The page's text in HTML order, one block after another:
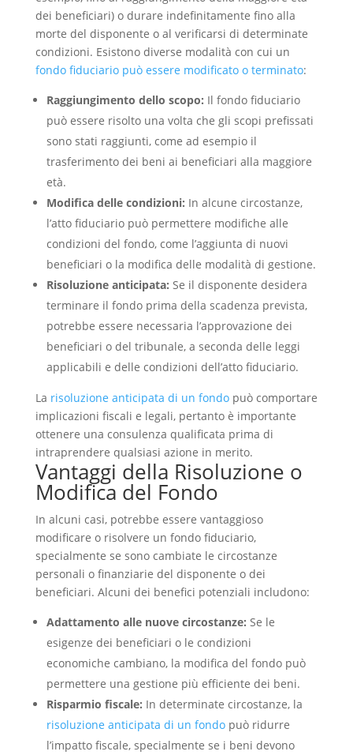
dei beneficiari) o durare indefinitamente fino alla
morte del disponente o al verificarsi di determinate
condizioni. Esistono diverse modalità con cui un
fondo fiduciario può essere modificato o terminato:
Raggiungimento dello scopo: Il fondo fiduciario
può essere risolto una volta che gli scopi prefissati
sono stati raggiunti, come ad esempio il
trasferimento dei beni ai beneficiari alla maggiore
età.
Modifica delle condizioni: In alcune circostanze,
l’atto fiduciario può permettere modifiche alle
condizioni del fondo, come l’aggiunta di nuovi
beneficiari o la modifica delle modalità di gestione.
Risoluzione anticipata: Se il disponente desidera
terminare il fondo prima della scadenza prevista,
potrebbe essere necessaria l’approvazione dei
beneficiari o del tribunale, a seconda delle leggi
applicabili e delle condizioni dell’atto fiduciario.
La risoluzione anticipata di un fondopuò comportare
implicazioni fiscali e legali, pertanto è importante
ottenere una consulenza qualificata prima di
intraprendere qualsiasi azione in merito.
Vantaggi della Risoluzione o
Modifica del Fondo
In alcuni casi, potrebbe essere vantaggioso
modificare o risolvere un fondo fiduciario,
specialmente se sono cambiate le circostanze
personali o finanziarie del disponente o dei
beneficiari. Alcuni dei benefici potenziali includono:
Adattamento alle nuove circostanze: Se le
esigenze dei beneficiari o le condizioni
economiche cambiano, la modifica del fondo può
permettere una gestione più efficiente dei beni.
Risparmio fiscale: In determinate circostanze, la
risoluzione anticipata di un fondopuò ridurre
l’impatto fiscale, specialmente se i beni devono